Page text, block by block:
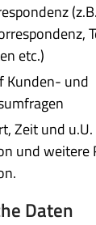
etc.)
Kunden- und
Zeit und
und weitere
Daten